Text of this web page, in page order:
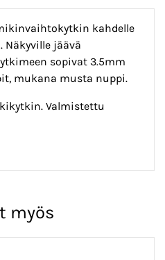
kahdelle
Näkyville jäävä
sopivat 3.5mm
mukana musta nuppi.
Valmistettu
myös